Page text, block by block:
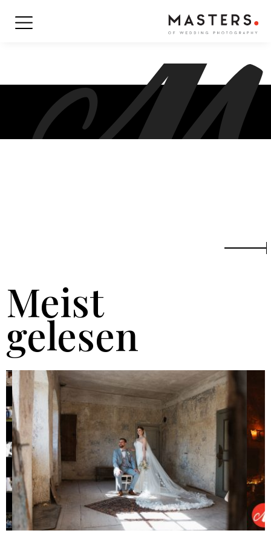
Meist
gelesen